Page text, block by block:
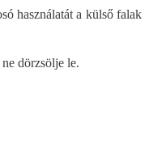
használatát a külső falak
dörzsölje le.